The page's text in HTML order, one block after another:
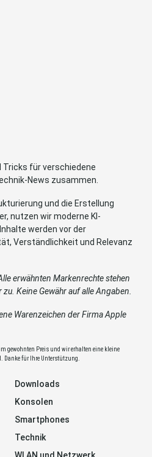
Tricks für verschiedene
News zusammen.
und die Erstellung
nutzen wir moderne KI-
werden vor der
Verständlichkeit und Relevanz
erwähnten Markenrechte stehen
Keine Gewähr auf alle Angaben.
Warenzeichen der Firma Apple
gewohnten Preis und wir erhalten eine kleine
Danke für Ihre Unterstützung.
Downloads
Konsolen
Smartphones
Technik